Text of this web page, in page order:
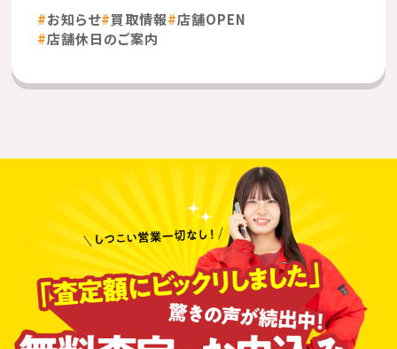
お知らせ 買取情報 店舗OPEN
店舗休日のご案内